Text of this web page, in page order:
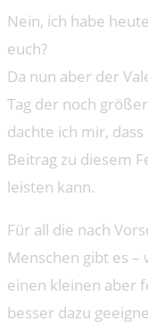
Nein, ich habe
euch?
Da nun aber der
Tag der noch
dachte ich mir,
Beitrag zu diesem
leisten kann.
Für all die nach
Menschen gibt es –
einen kleinen aber
besser dazu